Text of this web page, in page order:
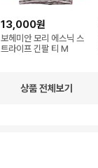
13,000원
보헤미안 모리 에스닉 스
트라이프 긴팔 티 M
상품 전체보기